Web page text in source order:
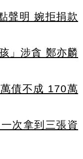
聲明 婉拒捐款
」涉貪 鄭亦麟
債不成 170萬
次拿到三張資